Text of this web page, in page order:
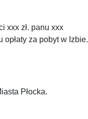
xxx zł. panu xxx
opłaty za pobyt w Izbie.
Płocka.